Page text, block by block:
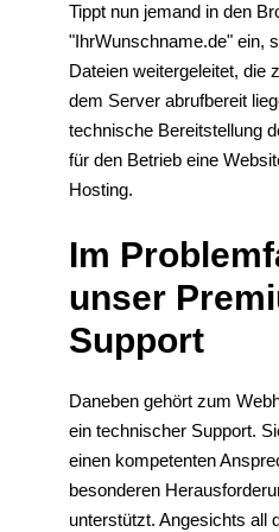
Tippt nun jemand in den
"IhrWunschname.de" ein,
Dateien weitergeleitet, die
dem Server abrufbereit
technische Bereitstellung
für den Betrieb eine
Hosting.
Im
unser
Support
Daneben gehört zum
ein technischer Support.
einen kompetenten
besonderen
unterstützt. Angesichts all